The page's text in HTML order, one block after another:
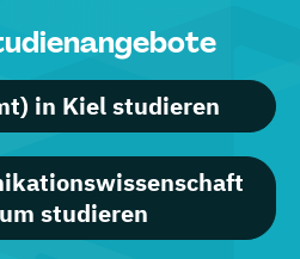
in Kiel studieren
studieren